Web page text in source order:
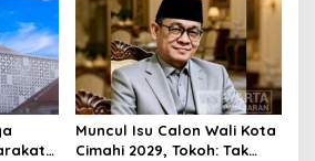
Muncul Isu Calon Wali Kota
Cimahi 2029, Tokoh: Tak